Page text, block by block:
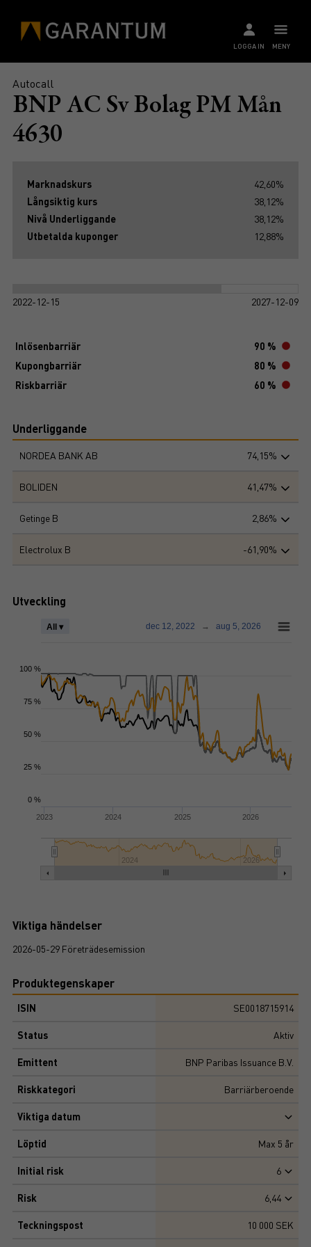
MENY
LOGGA IN
Autocall
BNP AC Sv Bolag PM Mån
4630
Marknadskurs
42,60%
Långsiktig kurs
38,12%
Nivå Underliggande
38,12%
Utbetalda kuponger
12,88%
2022-12-15 2027-12-09
Inlösenbarriär
90 %
Kupongbarriär
80 %
Riskbarriär
60 %
Underliggande
NORDEA BANK AB 74,15%
BOLIDEN 41,47%
Getinge B 2,86%
Electrolux B -61,90%
Utveckling
2023 2024 2025 2026
2024 2026
All ▾ dec 12, 2022 → aug 5, 2026
0 %
25 %
50 %
75 %
100 %
Viktiga händelser
2026-05-29 Företrädesemission
Produktegenskaper
ISIN SE0018715914
Status Aktiv
Emittent BNP Paribas Issuance B.V.
Riskkategori Barriärberoende
Viktiga datum
Löptid Max 5 år
Initial risk 6
Risk 6,44
Teckningspost 10 000 SEK